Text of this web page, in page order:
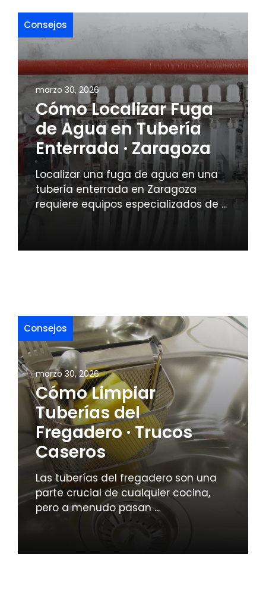
Consejos
marzo 30, 2026
Cómo Localizar Fuga
de Agua en Tubería
Enterrada · Zaragoza
Localizar una fuga de agua en una
tubería enterrada en Zaragoza
requiere equipos especializados de ...
Consejos
marzo 30, 2026
Cómo Limpiar
Tuberías del
Fregadero · Trucos
Caseros
Las tuberías del fregadero son una
parte crucial de cualquier cocina,
pero a menudo pasan ...